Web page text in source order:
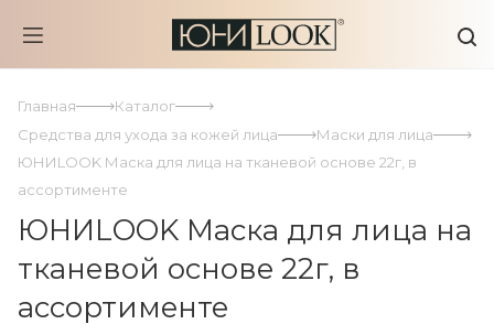
Главная
Каталог
Средства для ухода за кожей лица
Маски для лица
ЮНИLOOK Маска для лица на тканевой основе 22г, в
ассортименте
ЮНИLOOK Маска для лица на
тканевой основе 22г, в
ассортименте